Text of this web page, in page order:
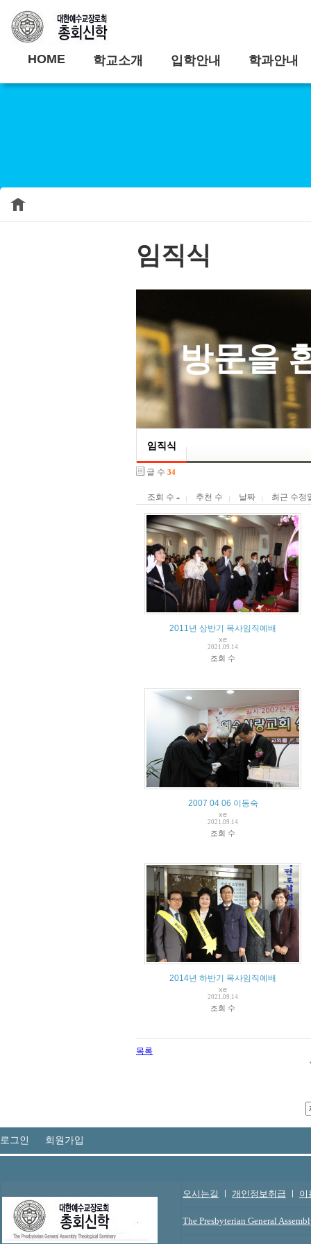
HOME 학교소개 입학안내 학과안내
임직식
방문을
임직식
글 수 34
조회 수 추천 수 날짜 최근 수정
2011년 상반기 목사임직예배
xe
2021.09.14
조회 수
2007 04 06 이동숙
xe
2021.09.14
조회 수
2014년 하반기 목사임직예배
xe
2021.09.14
조회 수
목록
로그인 회원가입
오시는길 개인정보취급 이
The Presbyterian General